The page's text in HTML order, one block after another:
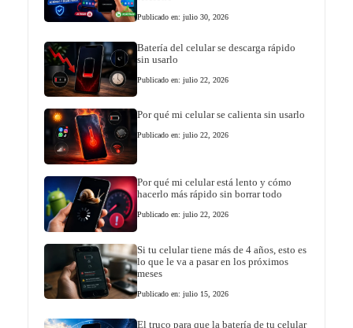
Publicado en: julio 30, 2026
Batería del celular se descarga rápido
sin usarlo
Publicado en: julio 22, 2026
Por qué mi celular se calienta sin usarlo
Publicado en: julio 22, 2026
Por qué mi celular está lento y cómo
hacerlo más rápido sin borrar todo
Publicado en: julio 22, 2026
Si tu celular tiene más de 4 años, esto es
lo que le va a pasar en los próximos
meses
Publicado en: julio 15, 2026
El truco para que la batería de tu celular